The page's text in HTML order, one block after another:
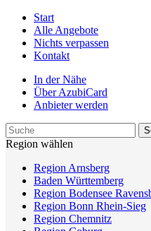
Start
Alle Angebote
Nichts verpassen
Kontakt
In der Nähe
Über AzubiCard
Anbieter werden
Region wählen
Region Arnsberg
Baden Württemberg
Region Bodensee
Region Bonn Rhein-Sieg
Region Chemnitz